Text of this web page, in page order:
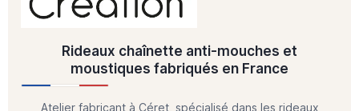
Rideaux chaînette anti-mouches et
moustiques fabriqués en France
Atelier fabricant à Céret, spécialisé dans les rideaux